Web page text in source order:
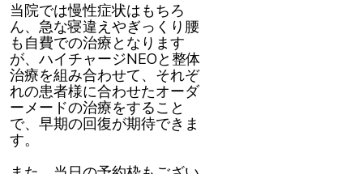
当院では慢性症状はもちろ
ん、急な寝違えやぎっくり腰
も自費での治療となります
が、ハイチャージNEOと整体
治療を組み合わせて、それぞ
れの患者様に合わせたオーダ
ーメードの治療をすること
で、早期の回復が期待できま
す。